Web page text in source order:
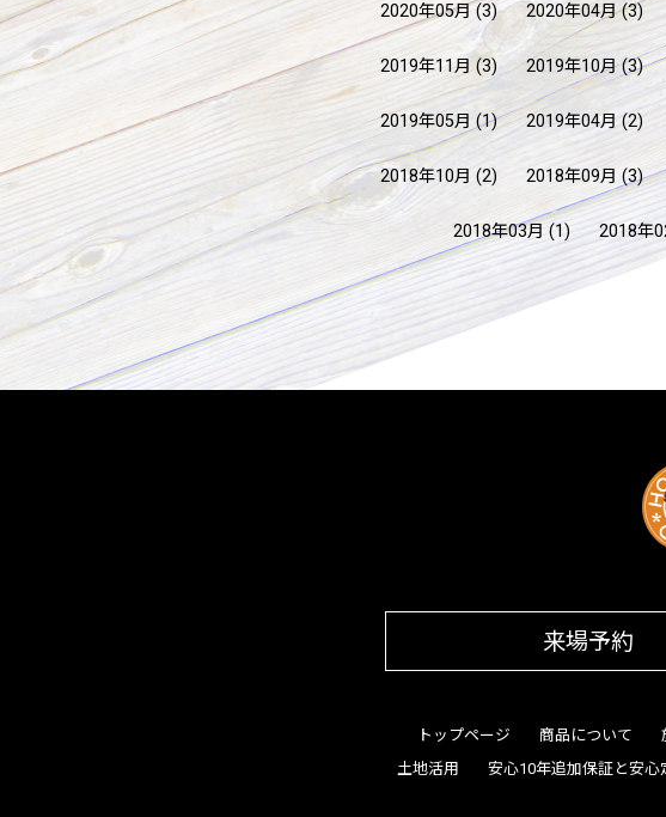
2020年05月(3) 2020年04月(3)
2019年11月 (3) 2019年10月(3)
2019年05月 (1) 2019年04月 (2)
2018年10月 (2) 2018年09月 (3)
2018年03月 (1) 2018年
来場予約
トップページ 商品について
土地活用
安心10年追加保証と安心